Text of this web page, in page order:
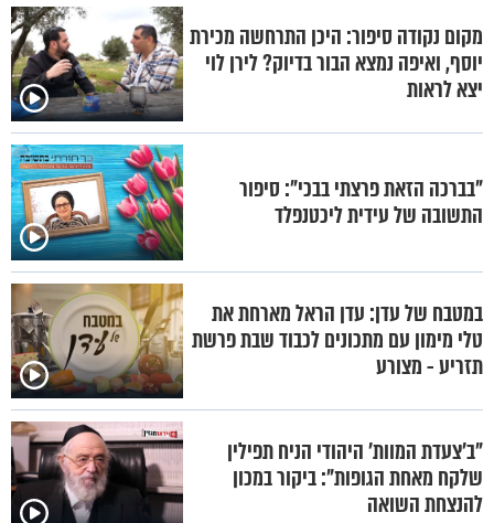
מקום נקודה סיפור: היכן התרחשה מכירת
יוסף, ואיפה נמצא הבור בדיוק? לירן לוי
יצא לראות
"בברכה הזאת פרצתי בבכי": סיפור
התשובה של עידית ליכטנפלד
במטבח של עדן: עדן הראל מארחת את
טלי מימון עם מתכונים לכבוד שבת פרשת
תזריע - מצורע
"ב'צעדת המוות' היהודי הניח תפילין
שלקח מאחת הגופות": ביקור במכון
להנצחת השואה